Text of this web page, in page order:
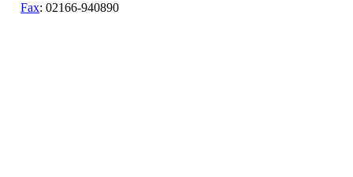
Fax: 02166-940890